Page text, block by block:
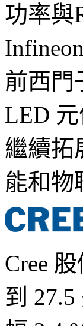
功率與
前西門
LED
繼續拓
能和物
Cree
到